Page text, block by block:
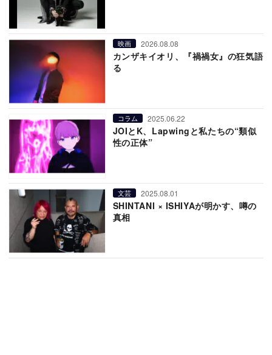
映画 2026.08.08
カンザキイオリ、『禍禍女』の狂気語
る
コラム 2025.06.22
JOIとK、Lapwingと私たちの“類似
性の正体”
文芸 2025.08.01
SHINTANI × ISHIYAが明かす、噂の
真相